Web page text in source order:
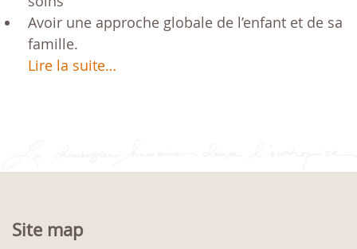
Avoir une approche globale de l’enfant et de sa
famille.
Lire la suite…
Site map